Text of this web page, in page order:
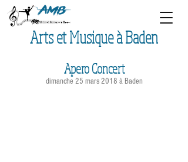
Arts et Musique à Baden
Apero Concert
dimanche 25 mars 2018 à Baden